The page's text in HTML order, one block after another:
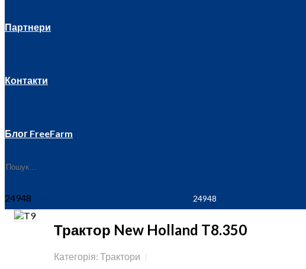
Партнери
Контакти
Блог FreeFarm
24948
Трактор New Holland T8.350
Категорія: Трактори